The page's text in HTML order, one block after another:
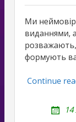
Ми
виданнями,
формують
Continue